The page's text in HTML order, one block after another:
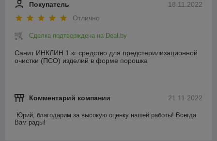
18.11.2022
Покупатель
Отлично
Сделка подтверждена на Deal.by
Санит ИНКЛИН 1 кг средство для предстерилизационной
очистки (ПСО) изделий в форме порошка
21.11.2022
Комментарий компании
Юрий, благодарим за высокую оценку нашей работы! Всегда
Вам рады!